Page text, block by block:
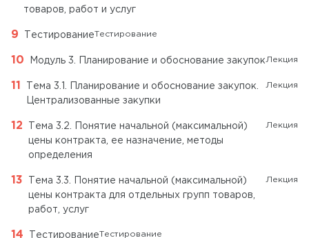
товаров, работ и услуг
ТестированиеТестирование
Модуль 3. Планирование и обоснование закупок Лекция
Тема 3.1. Планирование и обоснование закупок.
Централизованные закупки
Лекция
Тема 3.2. Понятие начальной (максимальной)
цены контракта, ее назначение, методы
определения
Лекция
Тема 3.3. Понятие начальной (максимальной)
цены контракта для отдельных групп товаров,
работ, услуг
Лекция
ТестированиеТестирование